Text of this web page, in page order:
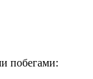
побегами: